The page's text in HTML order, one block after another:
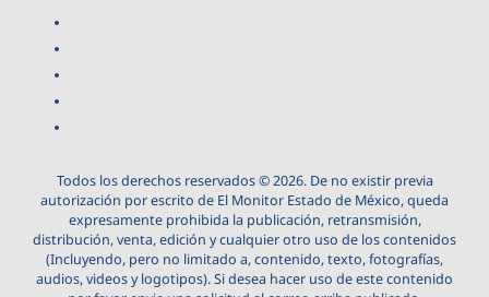
Todos los derechos reservados © 2026. De no existir previa
autorización por escrito de El Monitor Estado de México, queda
expresamente prohibida la publicación, retransmisión,
distribución, venta, edición y cualquier otro uso de los contenidos
(Incluyendo, pero no limitado a, contenido, texto, fotografías,
audios, videos y logotipos). Si desea hacer uso de este contenido